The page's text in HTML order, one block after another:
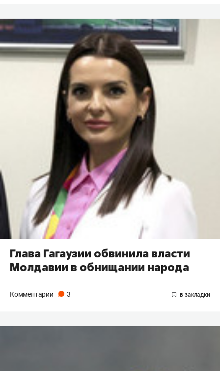
Глава Гагаузии обвинила власти
Молдавии в обнищании народа
Комментарии 3